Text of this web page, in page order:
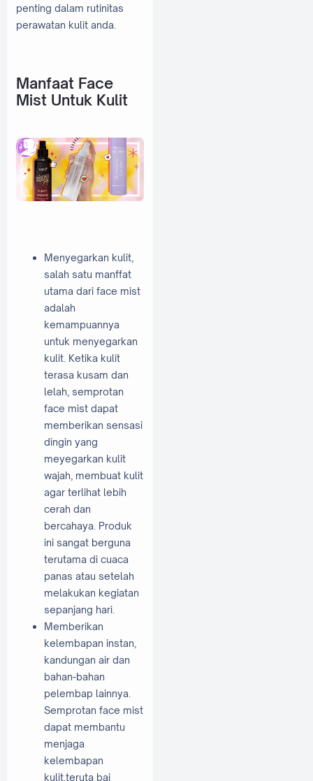
penting dalam rutinitas
perawatan kulit anda.
Manfaat Face
Mist Untuk Kulit
Menyegarkan kulit,
salah satu manffat
utama dari face mist
adalah
kemampuannya
untuk menyegarkan
kulit. Ketika kulit
terasa kusam dan
lelah, semprotan
face mist dapat
memberikan sensasi
dingin yang
meyegarkan kulit
wajah, membuat kulit
agar terlihat lebih
cerah dan
bercahaya. Produk
ini sangat berguna
terutama di cuaca
panas atau setelah
melakukan kegiatan
sepanjang hari.
Memberikan
kelembapan instan,
kandungan air dan
bahan-bahan
pelembap lainnya.
Semprotan face mist
dapat membantu
menjaga
kelembapan
kulit,teruta bai